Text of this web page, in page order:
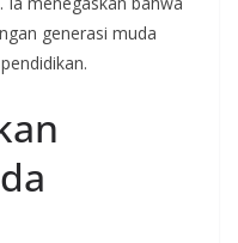
generasi muda